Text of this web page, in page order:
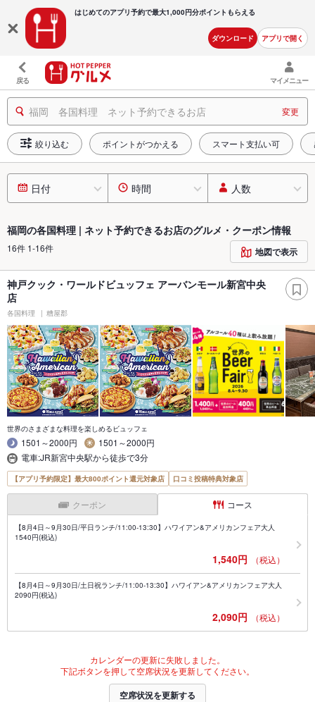
はじめてのアプリ予約で最大1,000円分ポイントもらえる
ダウンロード アプリで開く
戻る マイメニュー
福岡 各国料理 ネット予約できるお店 変更
絞り込む ポイントがつかえる スマート支払い可
日付 時間 人数
福岡の各国料理 | ネット予約できるお店のグルメ・クーポン情報
16件 1-16件 地図で表示
神戸クック・ワールドビュッフェ アーバンモール新宮中央
店
各国料理 糟屋郡
世界のさまざまな料理を楽しめるビュッフェ
1501～2000円
1501～2000円
電車:JR新宮中央駅から徒歩で3分
【アプリ予約限定】最大800ポイント還元対象店 口コミ投稿特典対象店
クーポン コース
【8月4日～9月30日/平日ランチ/11:00-13:30】ハワイアン&アメリカンフェア大人
1540円(税込)
1,540円 （税込）
【8月4日～9月30日/土日祝ランチ/11:00-13:30】ハワイアン&アメリカンフェア大人
2090円(税込)
2,090円 （税込）
カレンダーの更新に失敗しました。
下記ボタンを押して空席状況を更新してください。
空席状況を更新する